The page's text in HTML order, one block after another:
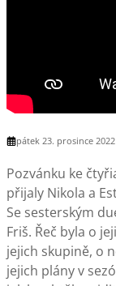
pátek 23. prosince 2022
Pozvánku ke
přijaly Nikola a
Se sesterským
Friš. Řeč byla o
jejich skupině, o
jejich plány v